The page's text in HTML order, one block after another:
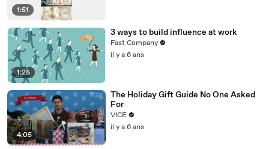
1:51
1:25
3 ways to build influence at work
Fast Company
il y a 6 ans
4:05
The Holiday Gift Guide No One Asked
For
VICE
il y a 6 ans